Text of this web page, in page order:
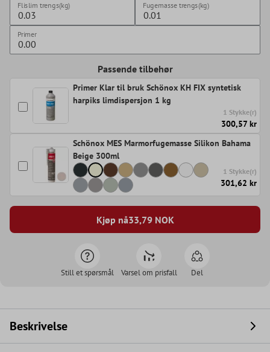
Flislim trengs(kg) Fugemasse trengs(kg)
Primer
Passende tilbehør
Primer Klar til bruk Schönox KH FIX syntetisk
harpiks limdispersjon 1 kg
1 Stykke(r)
300,57 kr
Schönox MES Marmorfugemasse Silikon Bahama
Beige 300ml
1 Stykke(r)
301,62 kr
Kjøp nå33,79NOK
Still et spørsmål Varsel om prisfall Del
Beskrivelse